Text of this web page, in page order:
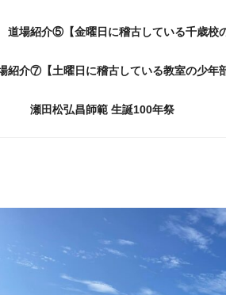
道場紹介⑤【金曜日に稽古している千歳校
紹介⑦【土曜日に稽古している教室の少年
瀬田松弘昌師範 生誕100年祭